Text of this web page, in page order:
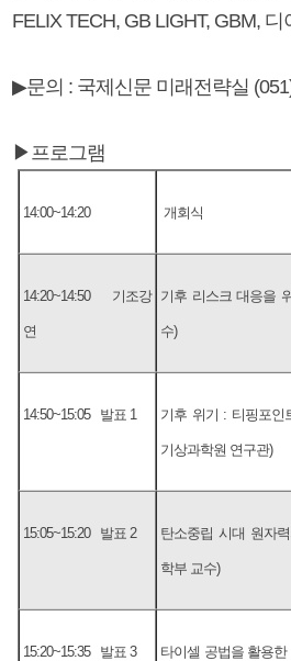
FELIX TECH, GB LIGHT, GBM,
▶문의 : 국제신문 미래전략실
▶프로그램
14:00~14:20 개회식
14:20~14:50 기조강
연
기후 리스크 대응을
수)
14:50~15:05 발표 1 기후 위기 : 티핑포인
기상과학원 연구관)
15:05~15:20 발표 2 탄소중립 시대 원자
학부 교수)
15:20~15:35 발표 3 타이셀 공법을 활용